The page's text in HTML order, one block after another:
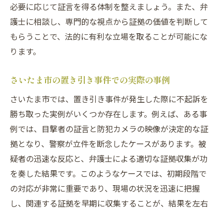
必要に応じて証言を得る体制を整えましょう。また、弁
護士に相談し、専門的な視点から証拠の価値を判断して
もらうことで、法的に有利な立場を取ることが可能にな
ります。
さいたま市の置き引き事件での実際の事例
さいたま市では、置き引き事件が発生した際に不起訴を
勝ち取った実例がいくつか存在します。例えば、ある事
例では、目撃者の証言と防犯カメラの映像が決定的な証
拠となり、警察が立件を断念したケースがあります。被
疑者の迅速な反応と、弁護士による適切な証拠収集が功
を奏した結果です。このようなケースでは、初期段階で
の対応が非常に重要であり、現場の状況を迅速に把握
し、関連する証拠を早期に収集することが、結果を左右